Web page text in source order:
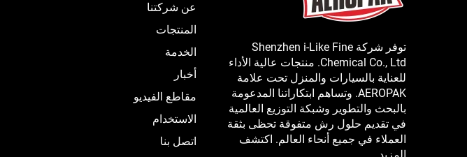
توفر شركة Shenzhen i-Like Fine
Chemical Co., Ltd. منتجات عالية الأداء
للعناية بالسيارات والمنزل تحت علامة
AEROPAK. وتساهم ابتكاراتنا المدعومة
بالبحث والتطوير وشبكة التوزيع العالمية
في تقديم حلول رش متفوقة تحظى بثقة
العملاء في جميع أنحاء العالم. اكتشف
عن شركتنا
المنتجات
الخدمة
أخبار
مقاطع الفيديو
الاستخدام
اتصل بنا